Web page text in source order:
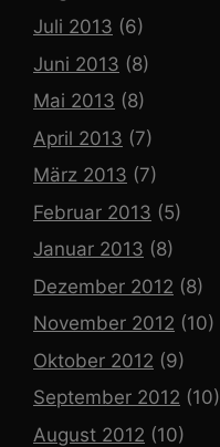
Juli 2013 (6)
Juni 2013 (8)
Mai 2013 (8)
April 2013 (7)
März 2013 (7)
Februar 2013 (5)
Januar 2013 (8)
Dezember 2012 (8)
November 2012 (10)
Oktober 2012 (9)
September 2012 (10)
August 2012 (10)